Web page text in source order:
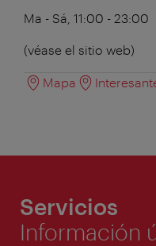
Ma - Sá, 11:00 - 23:00
(véase el sitio web)
Mapa
Servicios
Información